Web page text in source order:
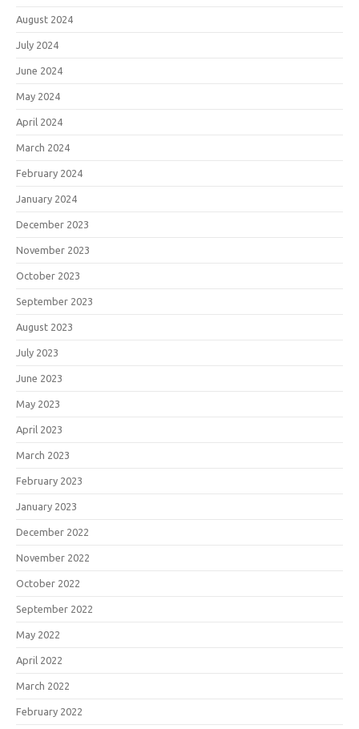
August 2024
July 2024
June 2024
May 2024
April 2024
March 2024
February 2024
January 2024
December 2023
November 2023
October 2023
September 2023
August 2023
July 2023
June 2023
May 2023
April 2023
March 2023
February 2023
January 2023
December 2022
November 2022
October 2022
September 2022
May 2022
April 2022
March 2022
February 2022